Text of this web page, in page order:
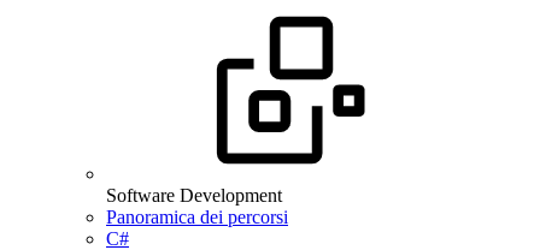
Software Development
Panoramica dei percorsi
C#